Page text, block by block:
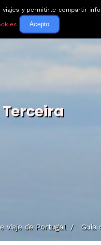
Circuitos
viaje de Portugal / Guía
y permitirte compartir
Acepto